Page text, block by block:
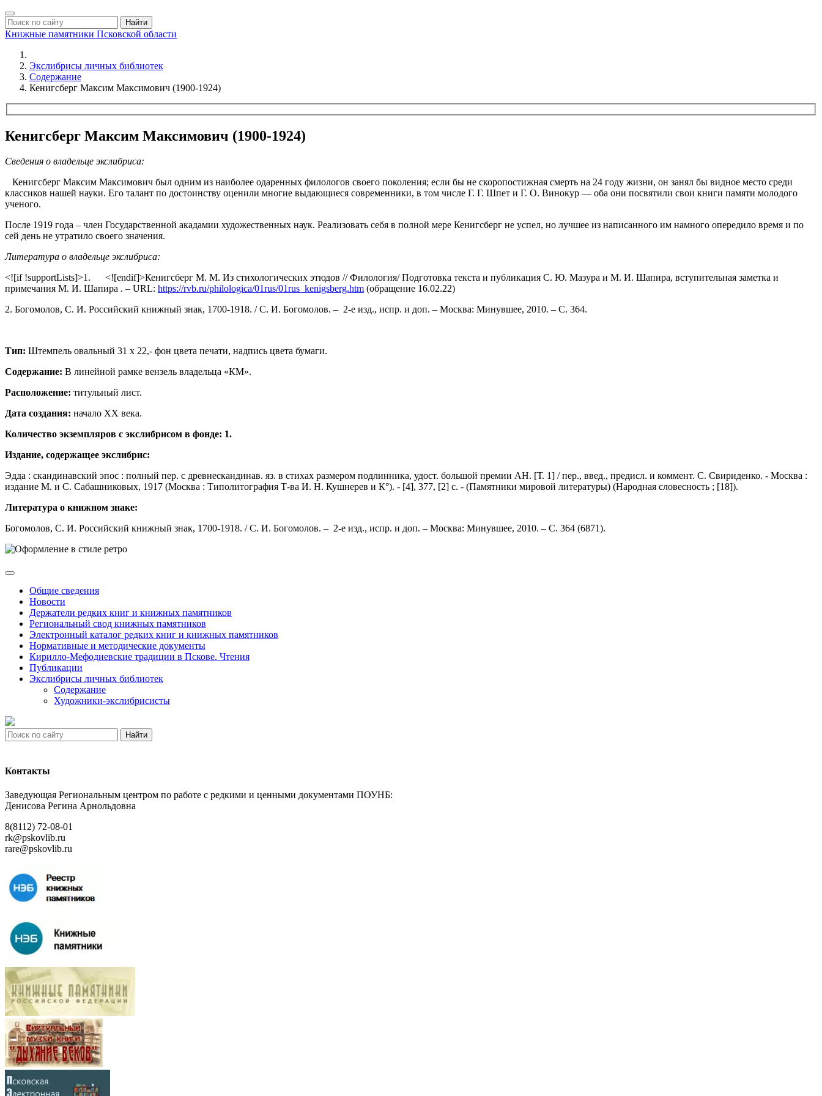
Найти
Книжные памятники Псковской области
Экслибрисы личных библиотек
Содержание
Кенигсберг Максим Максимович (1900-1924)
Кенигсберг Максим Максимович (1900-1924)
Сведения о владельце экслибриса:
Кенигсберг Максим Максимович был одним из наиболее одаренных филологов своего поколения; если бы не скоропостижная смерть на 24 году жизни, он занял бы видное место среди
классиков нашей науки. Его талант по достоинству оценили многие выдающиеся современники, в том числе Г. Г. Шпет и Г. О. Винокур — оба они посвятили свои книги памяти молодого
ученого.
После 1919 года – член Государственной акадамии художественных наук. Реализовать себя в полной мере Кенигсберг не успел, но лучшее из написанного им намного опередило время и по
сей день не утратило своего значения.
Литература о владельце экслибриса:
<![if !supportLists]>1. <![endif]>Кенигсберг М. М. Из стихологических этюдов // Филология/ Подготовка текста и публикация С. Ю. Мазура и М. И. Шапира, вступительная заметка и
примечания М. И. Шапира . – URL: https://rvb.ru/philologica/01rus/01rus_kenigsberg.htm (обращение 16.02.22)
2. Богомолов, С. И. Российский книжный знак, 1700-1918. / С. И. Богомолов. – 2-е изд., испр. и доп. – Москва: Минувшее, 2010. – С. 364.
Тип: Штемпель овальный 31 х 22,- фон цвета печати, надпись цвета бумаги.
Содержание: В линейной рамке вензель владельца «КМ».
Расположение: титульный лист.
Дата создания: начало ХХ века.
Количество экземпляров с экслибрисом в фонде: 1.
Издание, содержащее экслибрис:
Эдда : скандинавский эпос : полный пер. с древнескандинав. яз. в стихах размером подлинника, удост. большой премии АН. [Т. 1] / пер., введ., предисл. и коммент. С. Свириденко. - Москва :
издание М. и С. Сабашниковых, 1917 (Москва : Типолитография Т-ва И. Н. Кушнерев и К°). - [4], 377, [2] с. - (Памятники мировой литературы) (Народная словесность ; [18]).
Литература о книжном знаке:
Богомолов, С. И. Российский книжный знак, 1700-1918. / С. И. Богомолов. – 2-е изд., испр. и доп. – Москва: Минувшее, 2010. – С. 364 (6871).
Общие сведения
Новости
Держатели редких книг и книжных памятников
Региональный свод книжных памятников
Электронный каталог редких книг и книжных памятников
Нормативные и методические документы
Кирилло-Мефодиевские традиции в Пскове. Чтения
Публикации
Экслибрисы личных библиотек
Содержание
Художники-экслибрисисты
Найти
Контакты
Заведующая Региональным центром по работе с редкими и ценными документами ПОУНБ:
Денисова Регина Арнольдовна
8(8112) 72-08-01
rk@pskovlib.ru
rare@pskovlib.ru